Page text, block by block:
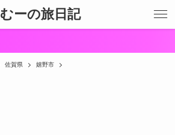
むーの旅日記
佐賀県 嬉野市